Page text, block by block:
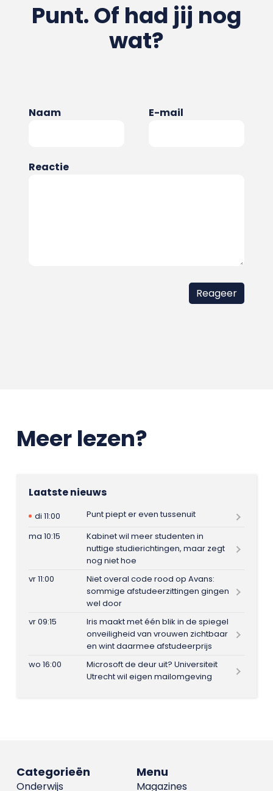
Punt. Of had jij nog
wat?
Naam E-mail
Reactie
Meer lezen?
Laatste nieuws
di 11:00
Punt piept er even tussenuit
ma 10:15
Kabinet wil meer studenten in
nuttige studierichtingen, maar zegt
nog niet hoe
vr 11:00
Niet overal code rood op Avans:
sommige afstudeerzittingen gingen
wel door
vr 09:15
Iris maakt met één blik in de spiegel
onveiligheid van vrouwen zichtbaar
en wint daarmee afstudeerprijs
wo 16:00
Microsoft de deur uit? Universiteit
Utrecht wil eigen mailomgeving
Menu
Magazines
Categorieën
Onderwijs